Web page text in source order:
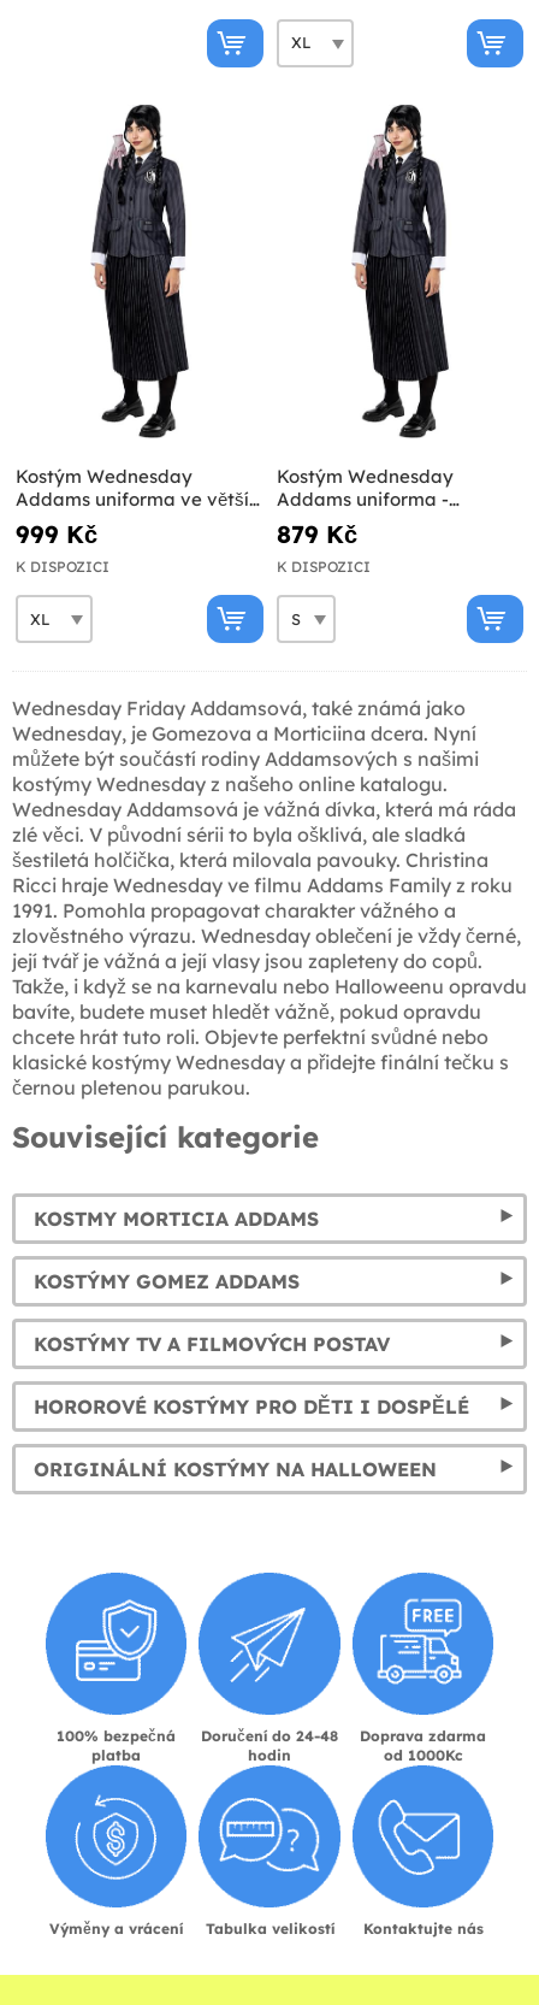
Kostým Wednesday
Addams uniforma ve větší
velikosti - Oficiální Netflix
999 Kč
K DISPOZICI
Kostým Wednesday
Addams uniforma -
Oficiální Netflix
879 Kč
K DISPOZICI
Wednesday Friday Addamsová, také známá jako
Wednesday, je Gomezova a Morticiina dcera. Nyní
můžete být součástí rodiny Addamsových s našimi
kostýmy Wednesday z našeho online katalogu.
Wednesday Addamsová je vážná dívka, která má ráda
zlé věci. V původní sérii to byla ošklivá, ale sladká
šestiletá holčička, která milovala pavouky. Christina
Ricci hraje Wednesday ve filmu Addams Family z roku
1991. Pomohla propagovat charakter vážného a
zlověstného výrazu. Wednesday oblečení je vždy černé,
její tvář je vážná a její vlasy jsou zapleteny do copů.
Takže, i když se na karnevalu nebo Halloweenu opravdu
bavíte, budete muset hledět vážně, pokud opravdu
chcete hrát tuto roli. Objevte perfektní svůdné nebo
klasické kostýmy Wednesday a přidejte finální tečku s
černou pletenou parukou.
Související kategorie
KOSTMY MORTICIA ADDAMS
KOSTÝMY GOMEZ ADDAMS
KOSTÝMY TV A FILMOVÝCH POSTAV
HOROROVÉ KOSTÝMY PRO DĚTI I DOSPĚLÉ
ORIGINÁLNÍ KOSTÝMY NA HALLOWEEN
100% bezpečná
platba
Doručení do 24-48
hodin
Doprava zdarma
od 1000Kc
Výměny a vrácení Tabulka velikostí Kontaktujte nás